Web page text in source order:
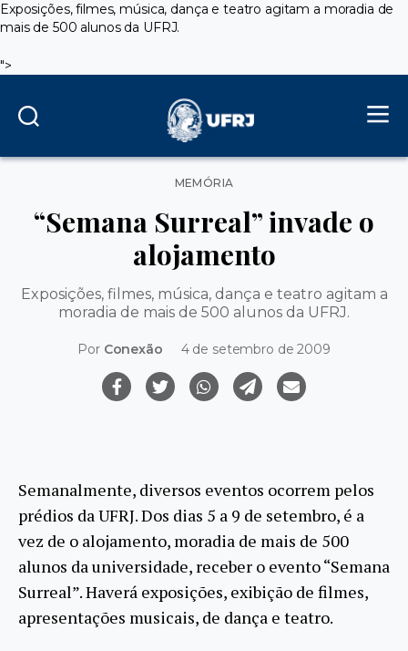
Exposições, filmes, música, dança e teatro agitam a moradia de
mais de 500 alunos da UFRJ.
">
Categorias
MEMÓRIA
“Semana Surreal” invade o
alojamento
Exposições, filmes, música, dança e teatro agitam a
moradia de mais de 500 alunos da UFRJ.
Por Conexão 4 de setembro de 2009
Semanalmente, diversos eventos ocorrem pelos
prédios da UFRJ. Dos dias 5 a 9 de setembro, é a
vez de o alojamento, moradia de mais de 500
alunos da universidade, receber o evento “Semana
Surreal”. Haverá exposições, exibição de filmes,
apresentações musicais, de dança e teatro.